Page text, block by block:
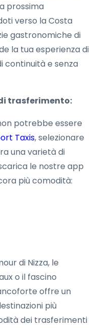
prossima
verso la Costa
gastronomiche di
la tua esperienza di
continuità e senza
trasferimento:
potrebbe essere
Taxis, selezionare
una varietà di
le nostre app
più comodità:
di Nizza, le
o il fascino
offre un
più
dei trasferimenti